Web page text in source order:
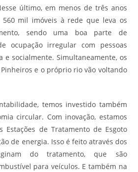
último, em menos de três anos
560 mil imóveis à rede que leva os
sendo uma boa parte de
ocupação irregular com pessoas
e socialmente. Simultaneamente, os
e o próprio rio vão voltando
temos investido também
circular. Com inovação, estamos
Estações de Tratamento de Esgoto
de energia. Isso é feito através dos
do tratamento, que são
para veículos. E também na